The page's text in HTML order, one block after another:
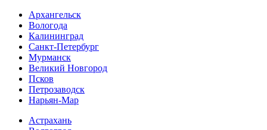
Архангельск
Вологода
Калининград
Санкт-Петербург
Мурманск
Великий Новгород
Псков
Петрозаводск
Нарьян-Мар
Астрахань